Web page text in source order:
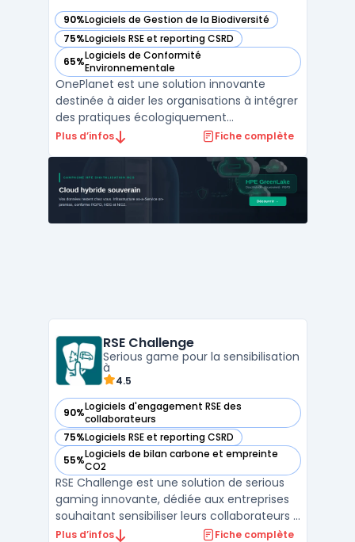
90%Logiciels de Gestion de la Biodiversité
— voir OnePlanet dans cette catégorie
75%Logiciels RSE et reporting CSRD
— voir OnePlanet dans cette catégorie
65%Logiciels de Conformité
Environnementale
— voir OnePlanet dans cette catégorie
OnePlanet est une solution innovante
destinée à aider les organisations à intégrer
des pratiques écologiquement
responsables. Elle fournit des outils
en œuvre des initiatives durables, afin
d'atteindre des objectifs
environnementaux.L'interface de OnePlan ...
Plus d’infos Fiche complète
RSE Challenge
Serious game pour la sensibilisation
à
4.5
90%Logiciels d'engagement RSE des
collaborateurs
— voir RSE Challenge dans cette catégorie
75%Logiciels RSE et reporting CSRD
— voir RSE Challenge dans cette catégorie
55%Logiciels de bilan carbone et empreinte
CO2
— voir RSE Challenge dans cette catégorie
RSE Challenge est une solution de serious
gaming innovante, dédiée aux entreprises
souhaitant sensibiliser leurs collaborateurs à
la réduction de l'empreinte carbone et à
Plus d’infos Fiche complète